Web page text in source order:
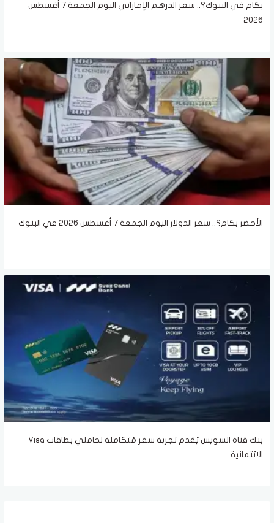
بكام في البنوك؟.. سعر الدرهم الإماراتي اليوم الجمعة 7 أغسطس
2026
الأخضر بكام؟.. سعر الدولار اليوم الجمعة 7 أغسطس 2026 في البنوك
بنك قناة السويس يُقدم تجربة سفر مُتكاملة لحاملي بطاقات Visa
الائتمانية